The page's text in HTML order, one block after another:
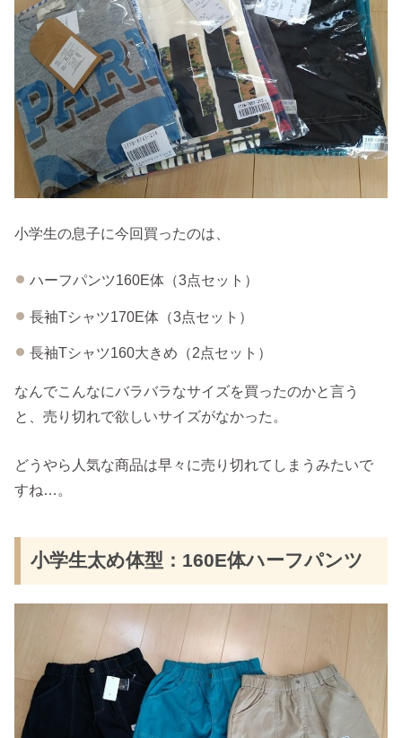
小学生の息子に今回買ったのは、
ハーフパンツ160E体（3点セット）
長袖Tシャツ170E体（3点セット）
長袖Tシャツ160大きめ（2点セット）
なんでこんなにバラバラなサイズを買ったのかと言う
と、売り切れで欲しいサイズがなかった。
どうやら人気な商品は早々に売り切れてしまうみたいで
すね…。
小学生太め体型：160E体ハーフパンツ